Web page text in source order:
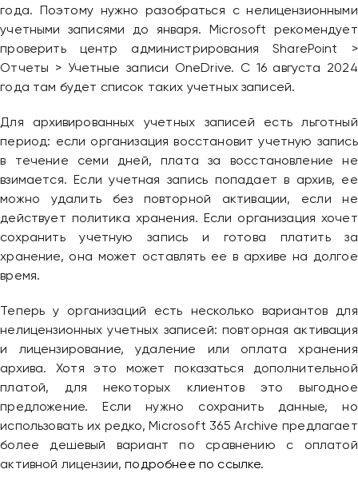
года. Поэтому нужно разобраться с нелицензионными
учетными записями до января. Microsoft рекомендует
проверить центр администрирования SharePoint >
Отчеты > Учетные записи OneDrive. С 16 августа 2024
года там будет список таких учетных записей.
Для архивированных учетных записей есть льготный
период: если организация восстановит учетную запись
в течение семи дней, плата за восстановление не
взимается. Если учетная запись попадает в архив, ее
можно удалить без повторной активации, если не
действует политика хранения. Если организация хочет
сохранить учетную запись и готова платить за
хранение, она может оставлять ее в архиве на долгое
время.
Теперь у организаций есть несколько вариантов для
нелицензионных учетных записей: повторная активация
и лицензирование, удаление или оплата хранения
архива. Хотя это может показаться дополнительной
платой, для некоторых клиентов это выгодное
предложение. Если нужно сохранить данные, но
использовать их редко, Microsoft 365 Archive предлагает
более дешевый вариант по сравнению с оплатой
активной лицензии,подробнее по ссылке.
Ми зазвичай відповідаємо дуже швидко
Надіслати повідомлення